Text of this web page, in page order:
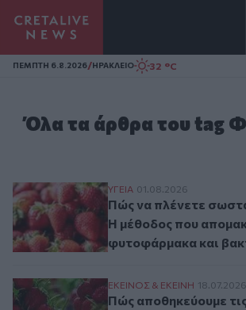
Homepage
ΠΕΜΠΤΗ 6.8.2026/ΗΡΑΚΛΕΙΟ 32 °C
Όλα τα άρθρα του tag
Πώς να πλένετε σωστά
ΥΓΕΙΑ 01.08.2026
Πώς να πλένετε
Η μέθοδος που
φυτοφάρμακα και
Πώς αποθηκεύουμε τις
ΕΚΕΙΝΟΣ & ΕΚΕΙΝΗ 18.07.2026
Πώς αποθηκεύουμε